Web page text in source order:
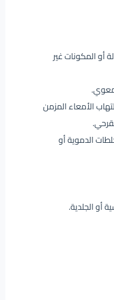
أو المكونات غير
الأمعاء المزمن
الدموية أو
أو الجلدية.